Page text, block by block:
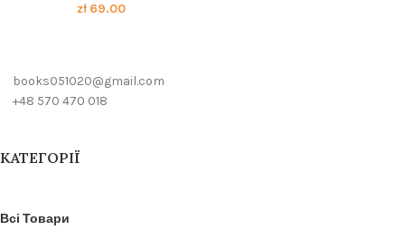
zł 69.00
books051020@gmail.com
+48 570 470 018
КАТЕГОРІЇ
Всі Товари